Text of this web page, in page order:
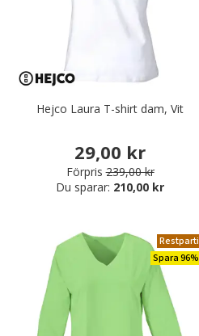
Hejco Laura T-shirt dam, Vit
29,00 kr
Förpris 239,00 kr
Du sparar: 210,00 kr
Restparti
Spara 96%